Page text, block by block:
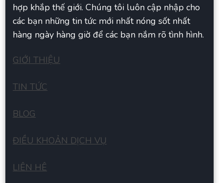
hợp khắp thế giới. Chúng tôi luôn cập nhập cho
các bạn những tin tức mới nhất nóng sốt nhất
hàng ngày hàng giờ để các bạn nắm rõ tình hình.
GIỚI THIỆU
TIN TỨC
BLOG
ĐIỀU KHOẢN DỊCH VỤ
LIÊN HÊ